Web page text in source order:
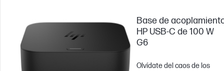
Base de
HP USB-C de 100 W
G6
Olvídate del caos de los